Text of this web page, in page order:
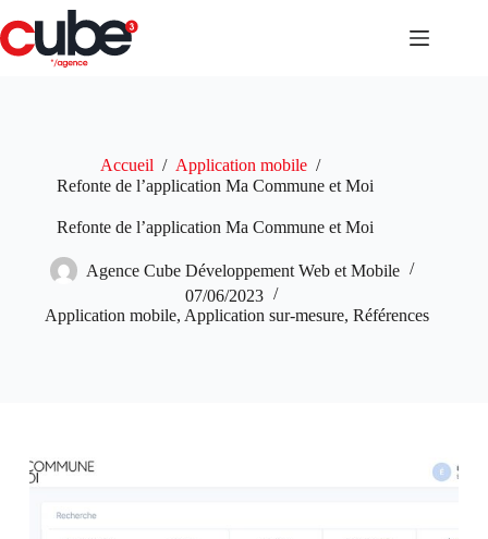
au
contenu
Accueil / Application mobile /
Refonte de l’application Ma Commune et Moi
Refonte de l’application Ma Commune et Moi
Agence Cube Développement Web et Mobile
07/06/2023
Application mobile, Application sur-mesure, Références